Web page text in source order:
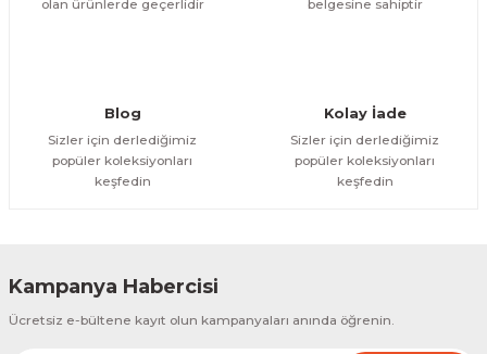
olan ürünlerde geçerlidir
belgesine sahiptir
Blog
Sizler için derlediğimiz
popüler koleksiyonları
keşfedin
Kolay İade
Sizler için derlediğimiz
popüler koleksiyonları
keşfedin
Kampanya Habercisi
Ücretsiz e-bültene kayıt olun kampanyaları anında öğrenin.